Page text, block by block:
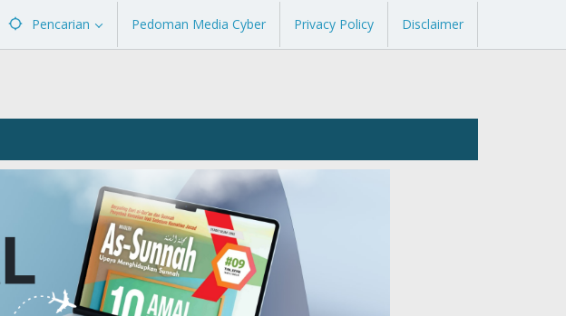
Pencarian Pedoman Media Cyber Privacy Policy Disclaimer